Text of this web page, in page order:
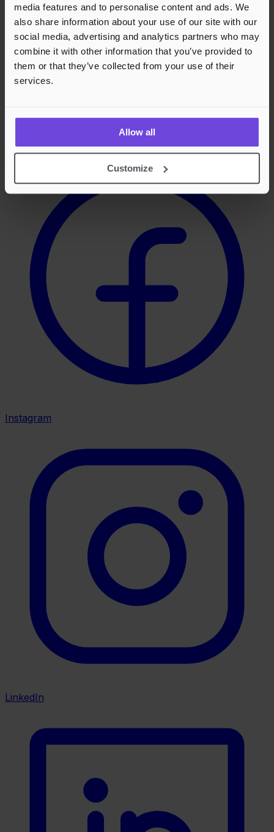
media features and to personalise content and ads. We
also share information about your use of our site with our
social media, advertising and analytics partners who may
combine it with other information that you’ve provided to
them or that they’ve collected from your use of their
services.
Allow all
Customize
27. nov 2026Kulturboden
Footer
Endless Fun.
Instagram
LinkedIn